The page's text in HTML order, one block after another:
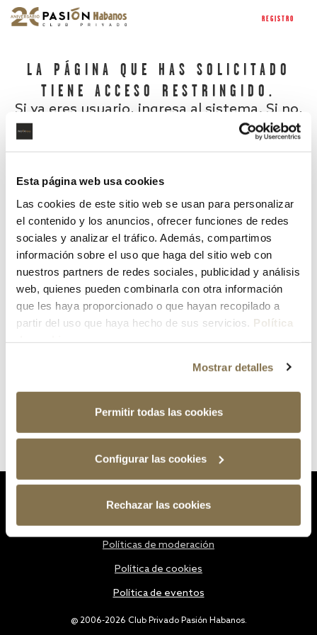
Esta página web usa cookies
Las cookies de este sitio web se usan para personalizar
el contenido y los anuncios, ofrecer funciones de redes
sociales y analizar el tráfico. Además, compartimos
información sobre el uso que haga del sitio web con
nuestros partners de redes sociales, publicidad y análisis
web, quienes pueden combinarla con otra información
que les haya proporcionado o que hayan recopilado a
partir del uso que haya hecho de sus servicios. Política
Mostrar detalles
Permitir todas las cookies
Configurar las cookies
Rechazar las cookies
REGISTRO
LA PÁGINA QUE HAS SOLICITADO
TIENE ACCESO RESTRINGIDO.
Si ya eres usuario, ingresa al sistema. Si no,
¿Has olvidado tu contraseña?
@ 2006-2026 Club Privado Pasión Habanos.
Políticas de moderación
Política de cookies
Política de eventos